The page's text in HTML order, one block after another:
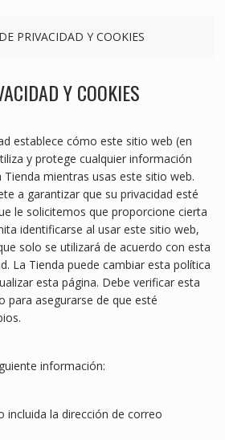
PRIVACIDAD Y COOKIES
Y COOKIES
establece cómo este sitio web (en
y protege cualquier información
mientras usas este sitio web.
a garantizar que su privacidad esté
le solicitemos que proporcione cierta
identificarse al usar este sitio web,
solo se utilizará de acuerdo con esta
La Tienda puede cambiar esta política
esta página. Debe verificar esta
para asegurarse de que esté
información:
la dirección de correo